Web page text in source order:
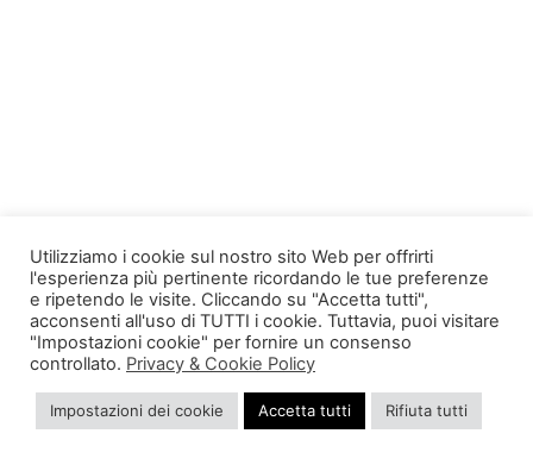
Utilizziamo i cookie sul nostro sito Web per offrirti
l'esperienza più pertinente ricordando le tue preferenze
e ripetendo le visite. Cliccando su "Accetta tutti",
acconsenti all'uso di TUTTI i cookie. Tuttavia, puoi visitare
"Impostazioni cookie" per fornire un consenso
controllato. Privacy & Cookie Policy
Impostazioni dei cookie Accetta tutti Rifiuta tutti